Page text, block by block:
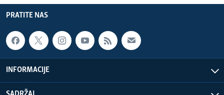
PRATITE NAS
INFORMACIJE